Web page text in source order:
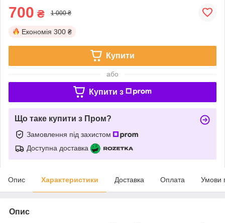
700 ₴ 1 000 ₴
Економія 300 ₴
Купити
або
Купити з
Що таке купити з Пром?
Замовлення під захистом
Доступна доставка
Опис Характеристики Доставка Оплата Умови
Опис